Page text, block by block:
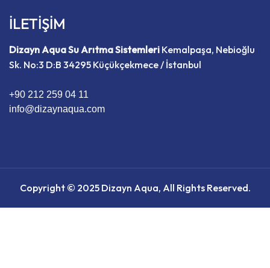
İLETİŞİM
Dizayn Aqua Su Arıtma Sistemleri Kemalpaşa, Nebioğlu
Sk. No:3 D:B 34295 Küçükçekmece / İstanbul
+90 212 259 04 11
info@dizaynaqua.com
Copyright © 2025 Dizayn Aqua, All Rights Reserved.